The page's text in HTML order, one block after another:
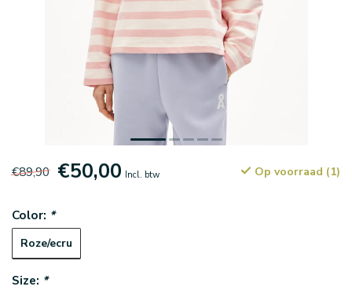
€89,90 €50,00 Incl. btw Op voorraad (1)
Color: *
Roze/ecru
Size: *